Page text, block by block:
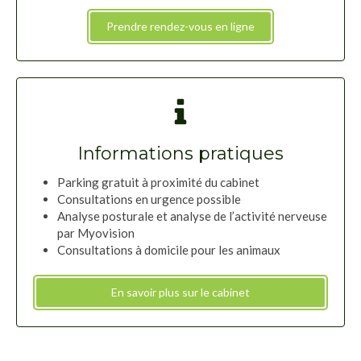
Prendre rendez-vous en ligne
Informations pratiques
Parking gratuit à proximité du cabinet
Consultations en urgence possible
Analyse posturale et analyse de l’activité nerveuse
par Myovision
Consultations à domicile pour les animaux
En savoir plus sur le cabinet